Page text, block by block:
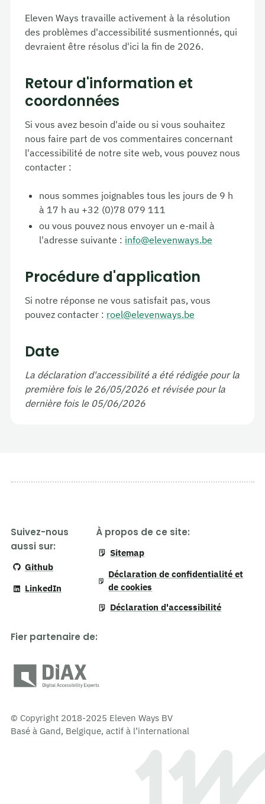
Eleven Ways travaille activement à la résolution
des problèmes d'accessibilité susmentionnés, qui
devraient être résolus d'ici la fin de 2026.
Retour d'information et
coordonnées
Si vous avez besoin d'aide ou si vous souhaitez
nous faire part de vos commentaires concernant
l'accessibilité de notre site web, vous pouvez nous
contacter :
nous sommes joignables tous les jours de 9 h
à 17 h au +32 (0)78 079 111
ou vous pouvez nous envoyer un e-mail à
l'adresse suivante : info@elevenways.be
Procédure d'application
Si notre réponse ne vous satisfait pas, vous
pouvez contacter : roel@elevenways.be
Date
La déclaration d'accessibilité a été rédigée pour la
première fois le 26/05/2026 et révisée pour la
dernière fois le 05/06/2026
Suivez-nous
aussi sur:
Github
LinkedIn
À propos de ce site:
Sitemap
Déclaration de confidentialité et
de cookies
Déclaration d'accessibilité
Fier partenaire de:
© Copyright 2018-2025 Eleven Ways BV
Basé à Gand, Belgique, actif à l’international